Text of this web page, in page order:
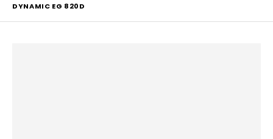
DYNAMIC EG 820D